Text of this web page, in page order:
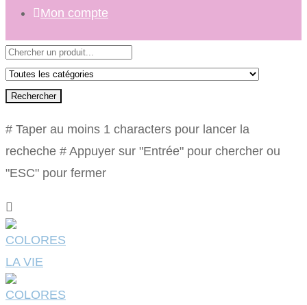
Mon compte
Rechercher
# Taper au moins 1 characters pour lancer la
recheche # Appuyer sur "Entrée" pour chercher ou
"ESC" pour fermer